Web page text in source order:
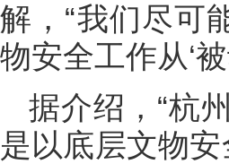
解，“我们尽可
物安全工作从‘
据介绍，“杭
是以底层文物